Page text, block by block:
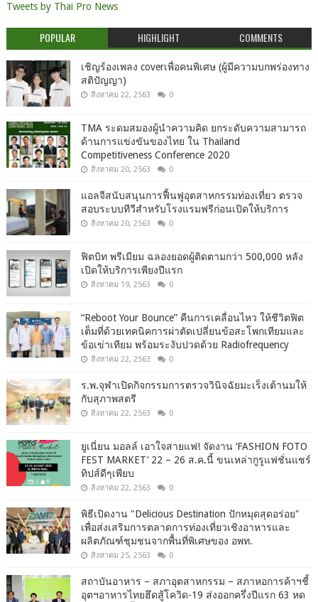
Tweets by Thai Pro News
POPULAR HIGHLIGHT COMMENTS
เชิญร้องเพลง coverเพื่อคนพิเศษ (ผู้มีความบกพร่องทาง
สติปัญญา)
สิงหาคม 22, 2563 0
TMA ระดมสมองผู้นำความคิด ยกระดับความสามารถ
ด้านการแข่งขันของไทย ใน Thailand
Competitiveness Conference 2020
สิงหาคม 20, 2563 0
แอลจีสนับสนุนการฟื้นฟูอุตสาหกรรมท่องเที่ยว ตรวจ
สอบระบบทีวีสำหรับโรงแรมฟรีก่อนเปิดให้บริการ
สิงหาคม 20, 2563 0
ฟิตบิท พรีเมียม ฉลองยอดผู้ติดตามกว่า 500,000 หลัง
เปิดให้บริการเพียงปีแรก
สิงหาคม 19, 2563 0
“Reboot Your Bounce” คืนการเคลื่อนไหว ให้ชีวิตฟิต
เต็มที่ด้วยเทคนิคการผ่าตัดเปลี่ยนข้อสะโพกเทียมและ
ข้อเข่าเทียม พร้อมระงับปวดด้วย Radiofrequency
สิงหาคม 22, 2563 0
ร.พ.จุฬาเปิดกิจกรรมการตรวจวินิจฉัยมะเร็งเต้านมให้
กับสุภาพสตรี
สิงหาคม 22, 2563 0
ยูเนี่ยน มอลล์ เอาใจสายแฟ! จัดงาน ‘FASHION FOTO
FEST MARKET’ 22 – 26 ส.ค.นี้ ขนเหล่ากูรูแฟชั่นแชร์
ทิปส์ดีๆเพียบ
สิงหาคม 22, 2563 0
พิธีเปิดงาน "Delicious Destination ปักหมุดสุดอร่อย"
เพื่อส่งเสริมการตลาดการท่องเที่ยวเชิงอาหารและ
ผลิตภัณฑ์ชุมชนจากพื้นที่พิเศษของ อพท.
สิงหาคม 25, 2563 0
สถาบันอาหาร – สภาอุตสาหกรรม – สภาหอการค้าฯชี้
อุตฯอาหารไทยฮึดสู้โควิด-19 ส่งออกครึ่งปีแรก 63 หด